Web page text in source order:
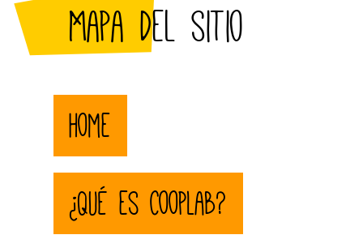
Mapa del sitio
Home
¿Qué es CoopLab?